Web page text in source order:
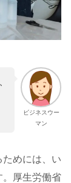
ビジネスウー
マン
めには、い
。厚生労働省